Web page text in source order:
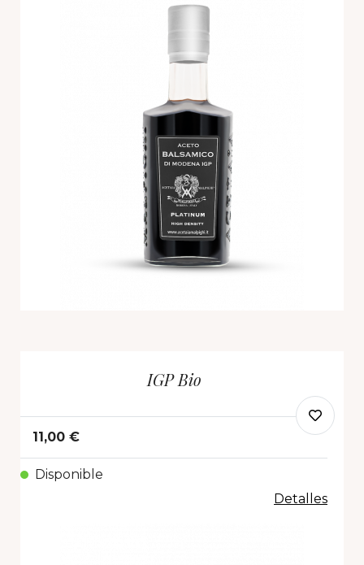
IGP Bio
11,00 €
Disponible
Detalles